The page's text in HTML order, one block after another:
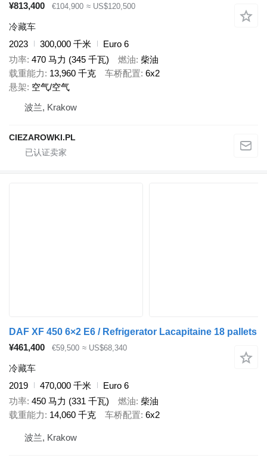
¥813,400
€104,900 ≈ US$120,500
冷藏车
2023
300,000 千米
Euro 6
功率 470 马力 (345 千瓦) 燃油 柴油
载重能力
13,960 千克 车桥配置 6x2
悬架 空气/空气
波兰, Krakow
CIEZAROWKI.PL
DAF XF 450 6×2 E6 / Refrigerator Lacapitaine 18 pallets
¥461,400
€59,500 ≈ US$68,340
冷藏车
2019
470,000 千米
Euro 6
功率 450 马力 (331 千瓦) 燃油 柴油
载重能力
14,060 千克 车桥配置 6x2
波兰, Krakow